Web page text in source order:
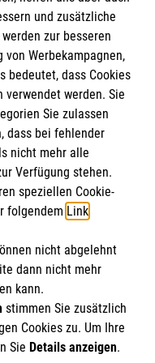
|Datenschutz
|Mediathek
und zusätzliche
zur besseren
Werbekampagnen,
bedeutet, dass Cookies
verwendet werden. Sie
Sie zulassen
dass bei fehlender
nicht mehr alle
Verfügung stehen.
speziellen Cookie-
folgendem Link.
nicht abgelehnt
dann nicht mehr
kann.
stimmen Sie zusätzlich
Cookies zu. Um Ihre
Sie Details anzeigen.